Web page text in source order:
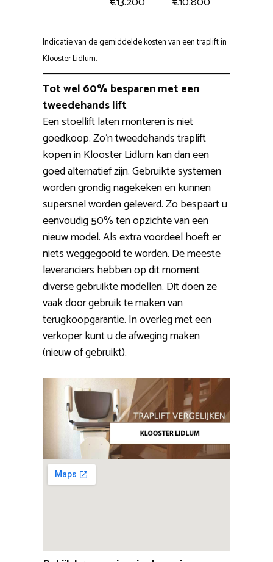
Indicatie van de gemiddelde kosten van een traplift in
Klooster Lidlum.
Tot wel 60% besparen met een
tweedehands lift
Een stoellift laten monteren is niet
goedkoop. Zo’n tweedehands traplift
kopen in Klooster Lidlum kan dan een
goed alternatief zijn. Gebruikte systemen
worden grondig nagekeken en kunnen
supersnel worden geleverd. Zo bespaart u
eenvoudig 50% ten opzichte van een
nieuw model. Als extra voordeel hoeft er
niets weggegooid te worden. De meeste
leveranciers hebben op dit moment
diverse gebruikte modellen. Dit doen ze
vaak door gebruik te maken van
terugkoopgarantie. In overleg met een
verkoper kunt u de afweging maken
(nieuw of gebruikt).